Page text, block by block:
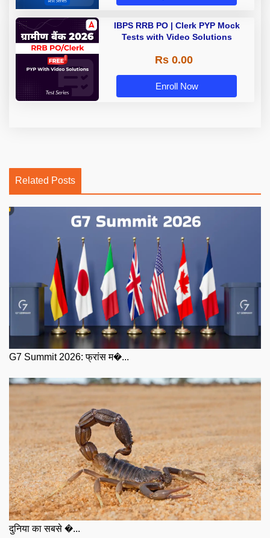
IBPS RRB PO | Clerk PYP Mock
Tests with Video Solutions
Rs 0.00
Enroll Now
Related Posts
G7 Summit 2026: फ्रांस म�...
दुनिया का सबसे �...